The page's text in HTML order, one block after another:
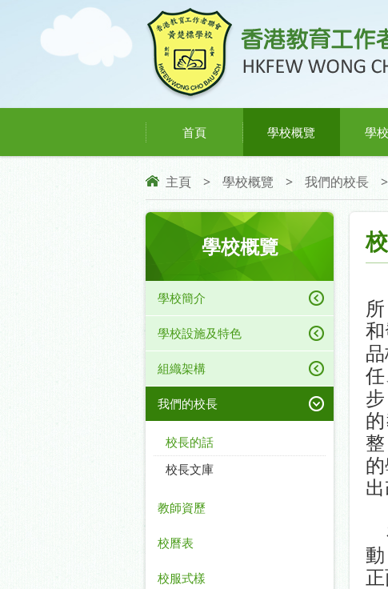
首頁 學校概覽 學
主頁 > 學校概覽 > 我們的校長 >
學校概覽
學校簡介
學校設施及特色
組織架構
我們的校長
校長的話
校長文庫
教師資歷
校曆表
校服式樣